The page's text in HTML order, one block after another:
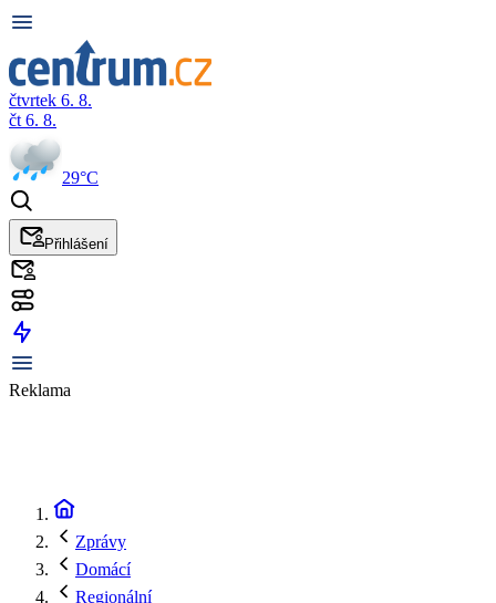
čtvrtek 6. 8.
čt 6. 8.
29°C
Přihlášení
Reklama
Zprávy
Domácí
Regionální